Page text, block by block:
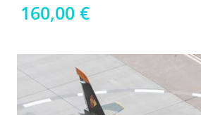
160,00 €